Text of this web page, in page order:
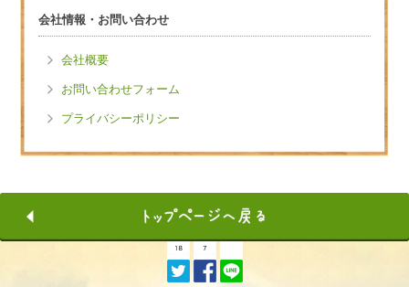
会社情報・お問い合わせ
会社概要
お問い合わせフォーム
プライバシーポリシー